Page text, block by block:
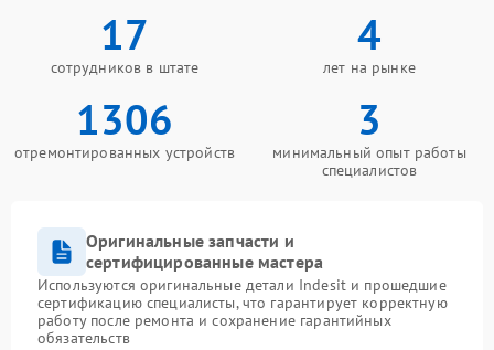
17
сотрудников в штате
4
лет на рынке
1306
отремонтированных устройств
3
минимальный опыт работы
специалистов
Оригинальные запчасти и
сертифицированные мастера
Используются оригинальные детали Indesit и прошедшие
сертификацию специалисты, что гарантирует корректную
работу после ремонта и сохранение гарантийных
обязательств